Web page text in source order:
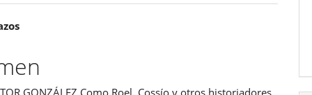
GONZÁLEZ Como Roel, Cossío y otros historiadores